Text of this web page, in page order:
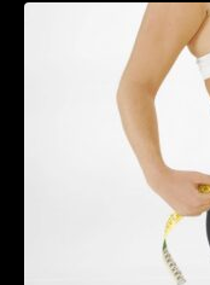
în
riscul